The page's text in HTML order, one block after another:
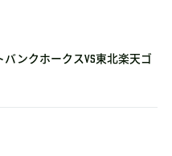
バンクホークスVS東北楽天ゴ